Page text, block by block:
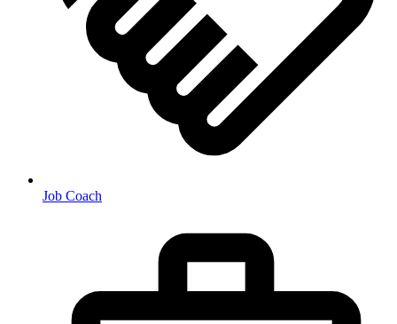
Job Coach